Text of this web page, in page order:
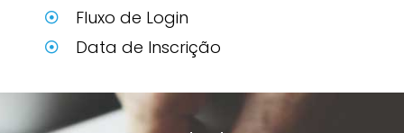
Fluxo de Login
Data de Inscrição